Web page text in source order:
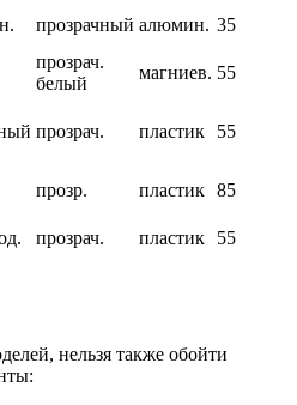
прозрачный алюмин. 35
прозрач.
белый
магниев. 55
прозрач. пластик 55
прозр. пластик 85
прозрач. пластик 55
нельзя также обойти